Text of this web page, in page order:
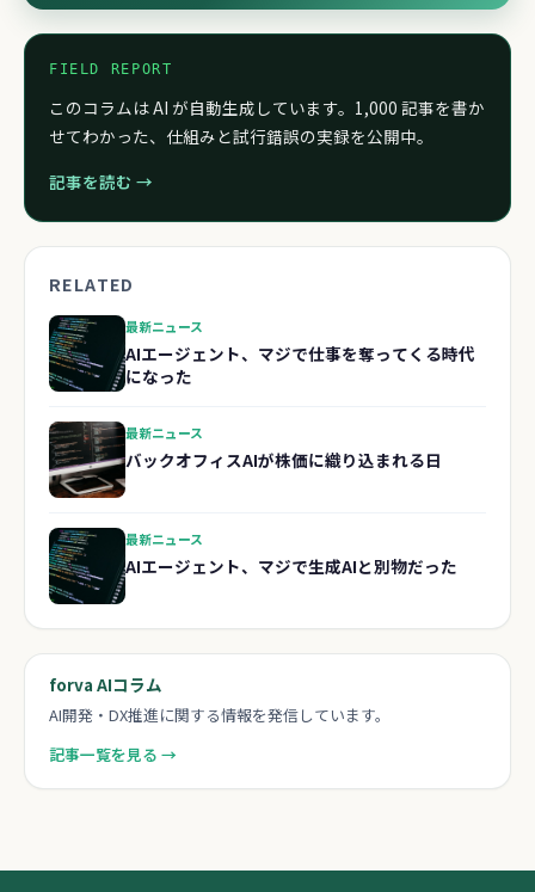
FIELD REPORT
このコラムは AI が自動生成しています。1,000 記事を書か
せてわかった、仕組みと試行錯誤の実録を公開中。
記事を読む →
RELATED
最新ニュース
AIエージェント、マジで仕事を奪ってくる時代
になった
最新ニュース
バックオフィスAIが株価に織り込まれる日
最新ニュース
AIエージェント、マジで生成AIと別物だった
forva AIコラム
AI開発・DX推進に関する情報を発信しています。
記事一覧を見る →